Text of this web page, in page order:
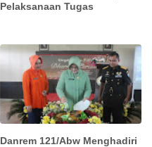
Pelaksanaan Tugas
Danrem 121/Abw Menghadiri